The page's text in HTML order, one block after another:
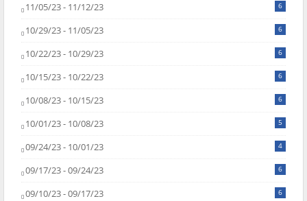
11/05/23 - 11/12/23 6
10/29/23 - 11/05/23 6
10/22/23 - 10/29/23 6
10/15/23 - 10/22/23 6
10/08/23 - 10/15/23 6
10/01/23 - 10/08/23 5
09/24/23 - 10/01/23 4
09/17/23 - 09/24/23 6
09/10/23 - 09/17/23 6